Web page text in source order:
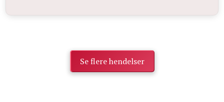
Se flere hendelser